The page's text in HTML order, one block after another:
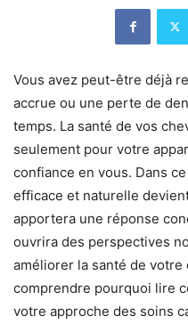
Vous avez peut-être déjà
accrue ou une perte de
temps. La santé de vos
seulement pour votre
confiance en vous. Dans
efficace et naturelle
apportera une réponse
ouvrira des perspectives
améliorer la santé de
comprendre pourquoi lire
votre approche des soins